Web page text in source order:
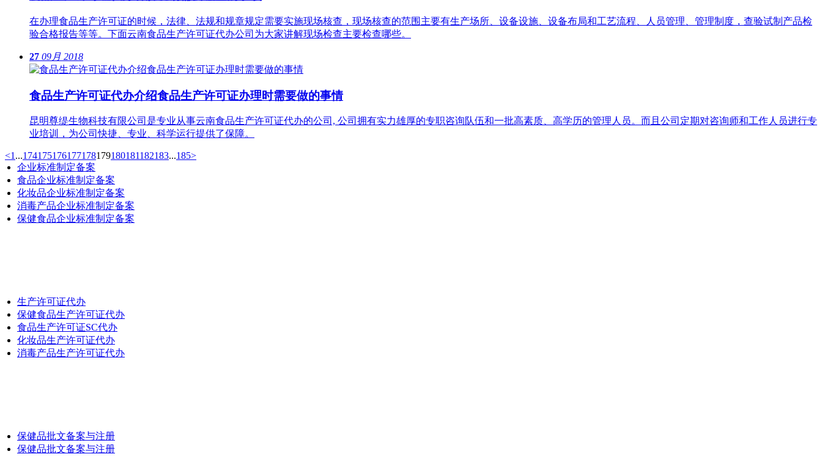
在办理食品生产许可证的时候，法律、法规和规章规定需要实施现场核查，现场核查的范围主要有生产场所、设备设施、设备布局和工艺流程、人员管理、管理制度，查验试制产品检
验合格报告等等。下面云南食品生产许可证代办公司为大家讲解现场检查主要检查哪些。
27 09月 2018
食品生产许可证代办介绍食品生产许可证办理时需要做的事情
昆明尊缇生物科技有限公司是专业从事云南食品生产许可证代办的公司, 公司拥有实力雄厚的专职咨询队伍和一批高素质、高学历的管理人员。而且公司定期对咨询师和工作人员进行专
业培训，为公司快捷、专业、科学运行提供了保障。
<1 ...174175176177178179180181182183...185>
企业标准制定备案
食品企业标准制定备案
化妆品企业标准制定备案
消毒产品企业标准制定备案
保健食品企业标准制定备案
生产许可证代办
保健食品生产许可证代办
食品生产许可证SC代办
化妆品生产许可证代办
消毒产品生产许可证代办
保健品批文备案与注册
保健品批文备案与注册